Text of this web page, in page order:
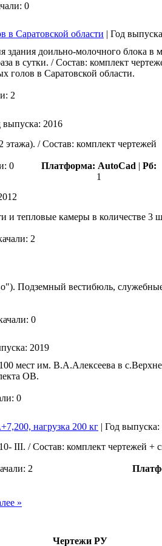
0
Саратовской области | Год
здания доильно-молочного блока в
в сутки. / Состав: комплект
в Саратовской области.
2
выпуска: 2016
/ Состав: комплект чертежей
0 Платформа: AutoCad | Рб:
1
и тепловые камеры в количестве 3
2
Подземный вестибюль,
0
2019
мест им. В.А.Алексеева в
ОВ.
0
нагрузка 200 кг | Год выпуска:
III. / Состав: комплект чертежей +
2
»
Чертежи РУ